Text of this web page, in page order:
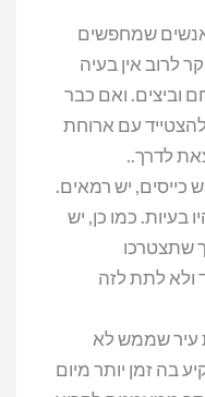
שמחפשים
לרוב אין בעיה
וביצים. ואם כבר
להצטייד עם ארוחת
לדרך..
כייסים, יש רמאים.
בעיות. כמו כן, יש
שתצטרכו
ולא לתת לזה
עיר שממש לא
בה זמן יותר מיום